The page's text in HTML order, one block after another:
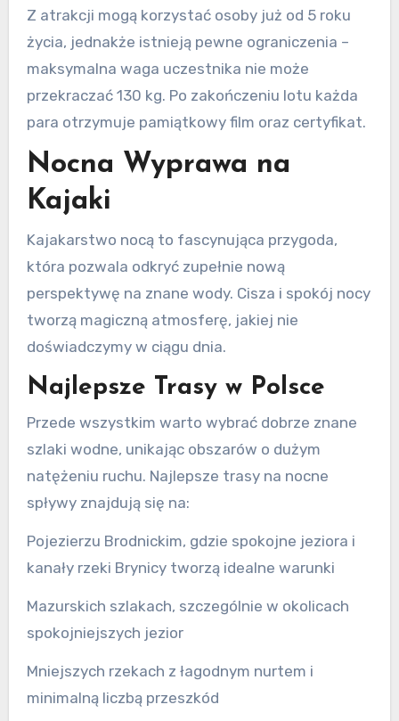
Z atrakcji mogą korzystać osoby już od 5 roku
życia, jednakże istnieją pewne ograniczenia –
maksymalna waga uczestnika nie może
przekraczać 130 kg. Po zakończeniu lotu każda
para otrzymuje pamiątkowy film oraz certyfikat.
Nocna Wyprawa na
Kajaki
Kajakarstwo nocą to fascynująca przygoda,
która pozwala odkryć zupełnie nową
perspektywę na znane wody. Cisza i spokój nocy
tworzą magiczną atmosferę, jakiej nie
doświadczymy w ciągu dnia.
Najlepsze Trasy w Polsce
Przede wszystkim warto wybrać dobrze znane
szlaki wodne, unikając obszarów o dużym
natężeniu ruchu. Najlepsze trasy na nocne
spływy znajdują się na:
Pojezierzu Brodnickim, gdzie spokojne jeziora i
kanały rzeki Brynicy tworzą idealne warunki
Mazurskich szlakach, szczególnie w okolicach
spokojniejszych jezior
Mniejszych rzekach z łagodnym nurtem i
minimalną liczbą przeszkód